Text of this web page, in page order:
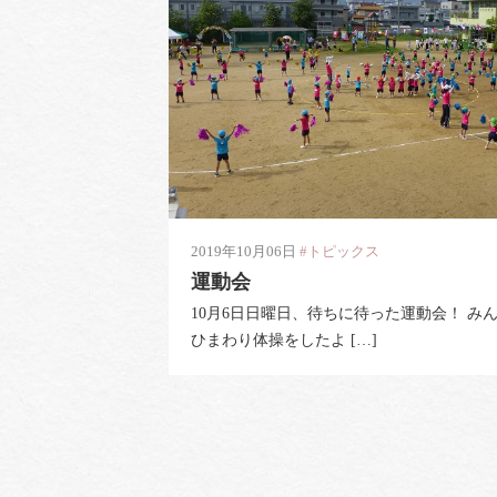
2019年10月06日 #トピックス
運動会
10月6日日曜日、待ちに待った運動会！ み
ひまわり体操をしたよ […]